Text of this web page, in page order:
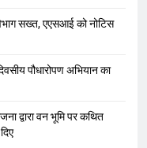
सख्त, एएसआई को नोटिस
पौधारोपण अभियान का
द्वारा वन भूमि पर कथित